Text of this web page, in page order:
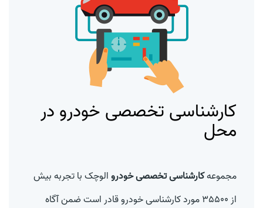
کارشناسی تخصصی خودرو در
محل
مجموعهکارشناسی تخصصی خودروالوچک با تجربه بیش
از 35500 مورد
کارشناسی خودروقادر است ضمن آگاه